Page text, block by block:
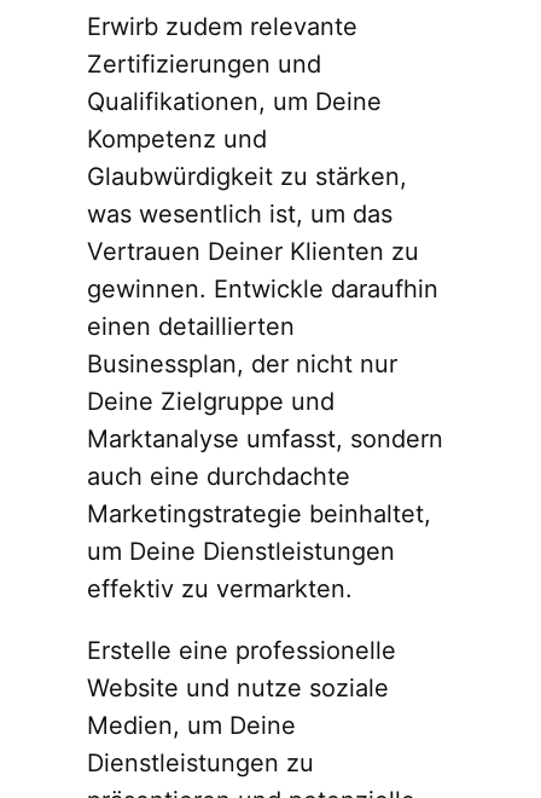
Erwirb zudem relevante
Zertifizierungen und
Qualifikationen, um Deine
Kompetenz und
Glaubwürdigkeit zu stärken,
was wesentlich ist, um das
Vertrauen Deiner Klienten zu
gewinnen. Entwickle daraufhin
einen detaillierten
Businessplan, der nicht nur
Deine Zielgruppe und
Marktanalyse umfasst, sondern
auch eine durchdachte
Marketingstrategie beinhaltet,
um Deine Dienstleistungen
effektiv zu vermarkten.
Erstelle eine professionelle
Website und nutze soziale
Medien, um Deine
Dienstleistungen zu